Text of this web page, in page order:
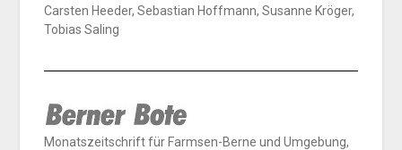
Carsten Heeder, Sebastian Hoffmann, Susanne Kröger,
Tobias Saling
Monatszeitschrift für Farmsen-Berne und Umgebung,